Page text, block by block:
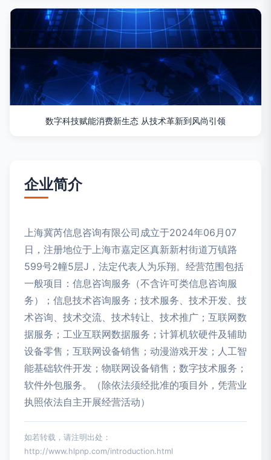
数字科技赋能消费新生态 从技术革新到风尚引领
企业简介
上海冀芮信息咨询有限公司成立于2024年06月07
日，注册地位于上海市嘉定区真新新村街道万镇路
599号2幢5层J，法定代表人为乐翔。经营范围包括
一般项目：信息咨询服务（不含许可类信息咨询服
务）；信息技术咨询服务；技术服务、技术开发、技
术咨询、技术交流、技术转让、技术推广；互联网数
据服务；工业互联网数据服务；计算机软硬件及辅助
设备零售；互联网设备销售；动漫游戏开发；人工智
能基础软件开发；物联网设备销售；数字技术服务；
软件外包服务。（除依法须经批准的项目外，凭营业
执照依法自主开展经营活动）
如若转载，请注明出处：
http://www.hlpnp.com/introduction.html